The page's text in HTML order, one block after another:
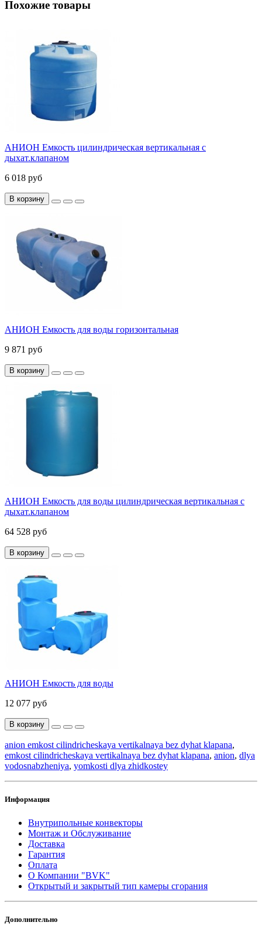
Похожие товары
АНИОН Емкость цилиндрическая вертикальная с
дыхат.клапаном
6 018 руб
В корзину
АНИОН Емкость для воды горизонтальная
9 871 руб
В корзину
АНИОН Емкость для воды цилиндрическая вертикальная с
дыхат.клапаном
64 528 руб
В корзину
АНИОН Емкость для воды
12 077 руб
В корзину
anion emkost cilindricheskaya vertikalnaya bez dyhat klapana,
emkost cilindricheskaya vertikalnaya bez dyhat klapana, anion, dlya
vodosnabzheniya, yomkosti dlya zhidkostey
Информация
Внутрипольные конвекторы
Монтаж и Обслуживание
Доставка
Гарантия
Оплата
О Компании "BVK"
Открытый и закрытый тип камеры сгорания
Дополнительно